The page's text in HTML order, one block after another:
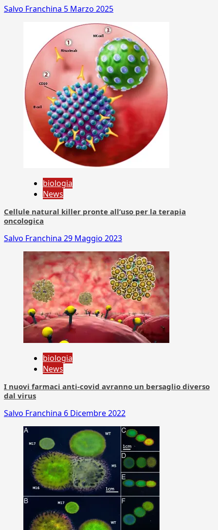
Salvo Franchina 5 Marzo 2025
biologia
News
Cellule natural killer pronte all’uso per la terapia
oncologica
Salvo Franchina 29 Maggio 2023
biologia
News
I nuovi farmaci anti-covid avranno un bersaglio diverso
dal virus
Salvo Franchina 6 Dicembre 2022